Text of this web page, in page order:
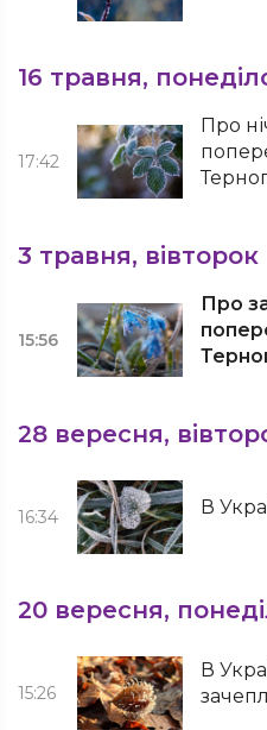
16 травня,
17:42
Про
3 травня, вівторок
15:56
Про
28 вересня,
16:34 В
20 вересня,
15:26
В